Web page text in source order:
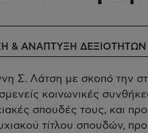
& ΑΝΑΠΤΥΞΗ ΔΕΞΙΟΤΗΤΩΝ
Σ. Λάτση με σκοπό την
κοινωνικές
σπουδές τους, και
τίτλου σπουδών,